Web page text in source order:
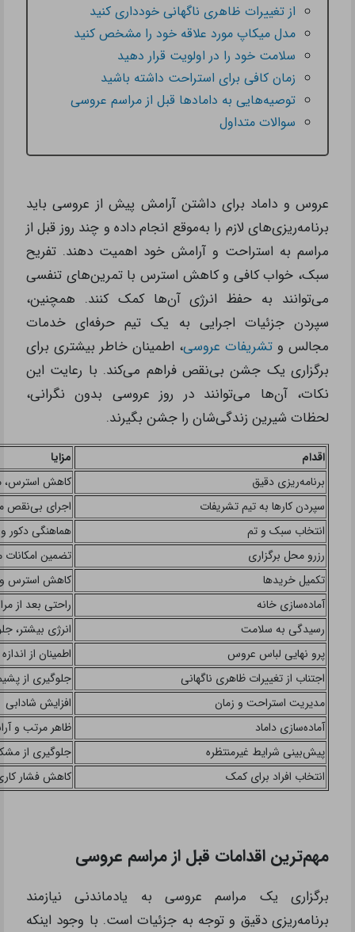
از تغییرات ظاهری ناگهانی خودداری کنید
مدل میکاپ مورد علاقه خود را مشخص کنید
سلامت خود را در اولویت قرار دهید
زمان کافی برای استراحت داشته باشید
توصیه‌هایی به دامادها قبل از مراسم عروسی
سوالات متداول
عروس و داماد برای داشتن آرامش پیش از عروسی باید
برنامه‌ریزی‌های لازم را به‌موقع انجام داده و چند روز قبل از
مراسم به استراحت و آرامش خود اهمیت دهند. تفریح
سبک، خواب کافی و کاهش استرس با تمرین‌های تنفسی
می‌توانند به حفظ انرژی آن‌ها کمک کنند. همچنین،
سپردن جزئیات اجرایی به یک تیم حرفه‌ای خدمات
مجالس و تشریفات عروسی، اطمینان خاطر بیشتری برای
برگزاری یک جشن بی‌نقص فراهم می‌کند. با رعایت این
نکات، آن‌ها می‌توانند در روز عروسی بدون نگرانی،
لحظات شیرین زندگی‌شان را جشن بگیرند.
اقدام
مزایا
برنامه‌ریزی دقیق
کاهش استرس،
سپردن کارها به تیم تشریفات
اجرای بی‌نقص
انتخاب سبک و تم
هماهنگی دکور
رزرو محل برگزاری
تضمین
تکمیل خریدها
کاهش استرس و
آماده‌سازی خانه
راحتی بعد از
رسیدگی به سلامت
انرژی بیشتر،
پرو نهایی لباس عروس
اطمینان از
اجتناب از تغییرات ظاهری ناگهانی
جلوگیری از
مدیریت استراحت و زمان
افزایش شادابی
آماده‌سازی داماد
ظاهر مرتب و
پیش‌بینی شرایط غیرمنتظره
جلوگیری از
انتخاب افراد برای کمک
کاهش فشار
مهم‌ترین اقدامات قبل از مراسم عروسی
برگزاری یک مراسم عروسی به یادماندنی نیازمند
برنامه‌ریزی دقیق و توجه به جزئیات است. با وجود اینکه